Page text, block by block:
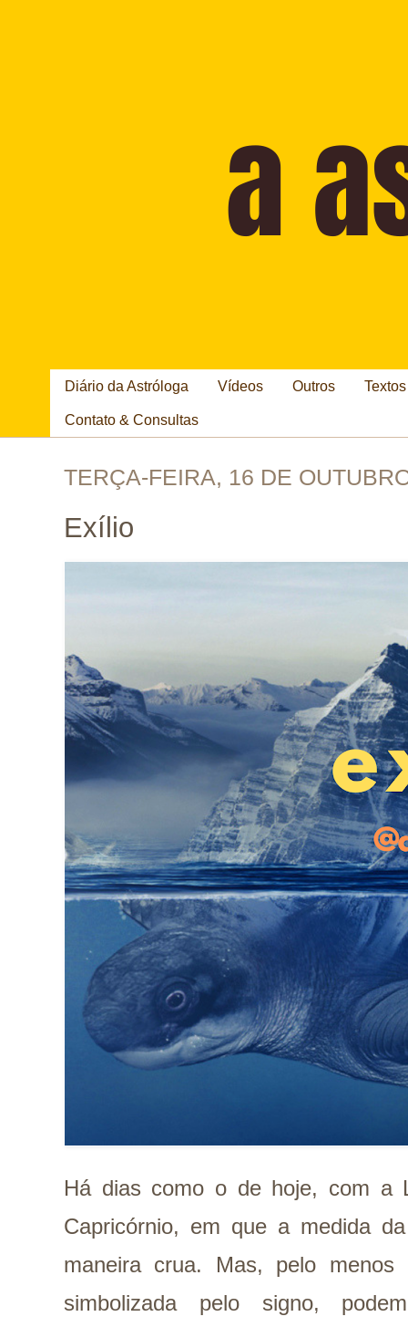
Diário da Astróloga Vídeos Outros
Contato & Consultas
TERÇA-FEIRA, 16 DE
Exílio
Há dias como o de hoje, com a
Capricórnio, em que a medida
maneira crua. Mas, pelo
simbolizada pelo signo,